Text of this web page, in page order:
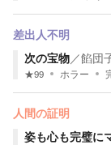
差出人不明
次の宝物／餡団
★99 ホラー
人間の証明
姿も心も完璧に